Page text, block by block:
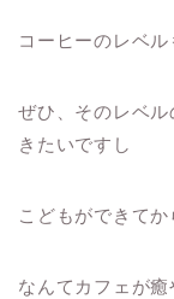
コーヒーのレベル
ぜひ、そのレベ
きたいですし
こどもができて
なんてカフェが